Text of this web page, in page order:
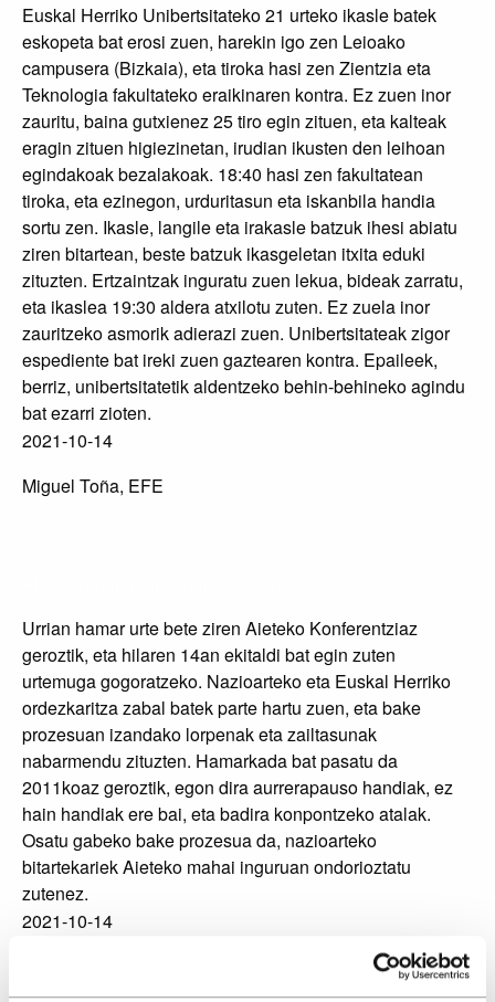
Euskal Herriko Unibertsitateko 21 urteko ikasle batek
eskopeta bat erosi zuen, harekin igo zen Leioako
campusera (Bizkaia), eta tiroka hasi zen Zientzia eta
Teknologia fakultateko eraikinaren kontra. Ez zuen inor
zauritu, baina gutxienez 25 tiro egin zituen, eta kalteak
eragin zituen higiezinetan, irudian ikusten den leihoan
egindakoak bezalakoak. 18:40 hasi zen fakultatean
tiroka, eta ezinegon, urduritasun eta iskanbila handia
sortu zen. Ikasle, langile eta irakasle batzuk ihesi abiatu
ziren bitartean, beste batzuk ikasgeletan itxita eduki
zituzten. Ertzaintzak inguratu zuen lekua, bideak zarratu,
eta ikaslea 19:30 aldera atxilotu zuten. Ez zuela inor
zauritzeko asmorik adierazi zuen. Unibertsitateak zigor
espediente bat ireki zuen gaztearen kontra. Epaileek,
berriz, unibertsitatetik aldentzeko behin-behineko agindu
bat ezarri zioten.
2021-10-14
Miguel Toña, EFE
Urrian hamar urte bete ziren Aieteko Konferentziaz
geroztik, eta hilaren 14an ekitaldi bat egin zuten
urtemuga gogoratzeko. Nazioarteko eta Euskal Herriko
ordezkaritza zabal batek parte hartu zuen, eta bake
prozesuan izandako lorpenak eta zailtasunak
nabarmendu zituzten. Hamarkada bat pasatu da
2011koaz geroztik, egon dira aurrerapauso handiak, ez
hain handiak ere bai, eta badira konpontzeko atalak.
Osatu gabeko bake prozesua da, nazioarteko
bitartekariek Aieteko mahai inguruan ondorioztatu
zutenez.
2021-10-14